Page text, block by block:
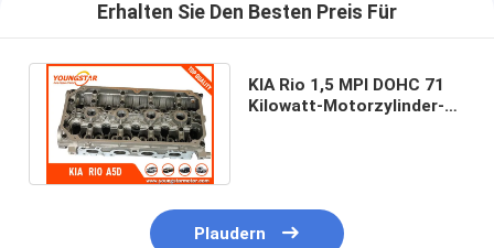
Erhalten Sie Den Besten Preis Für
KIA Rio 1,5 MPI DOHC 71
Kilowatt-Motorzylinder-
Plaudern